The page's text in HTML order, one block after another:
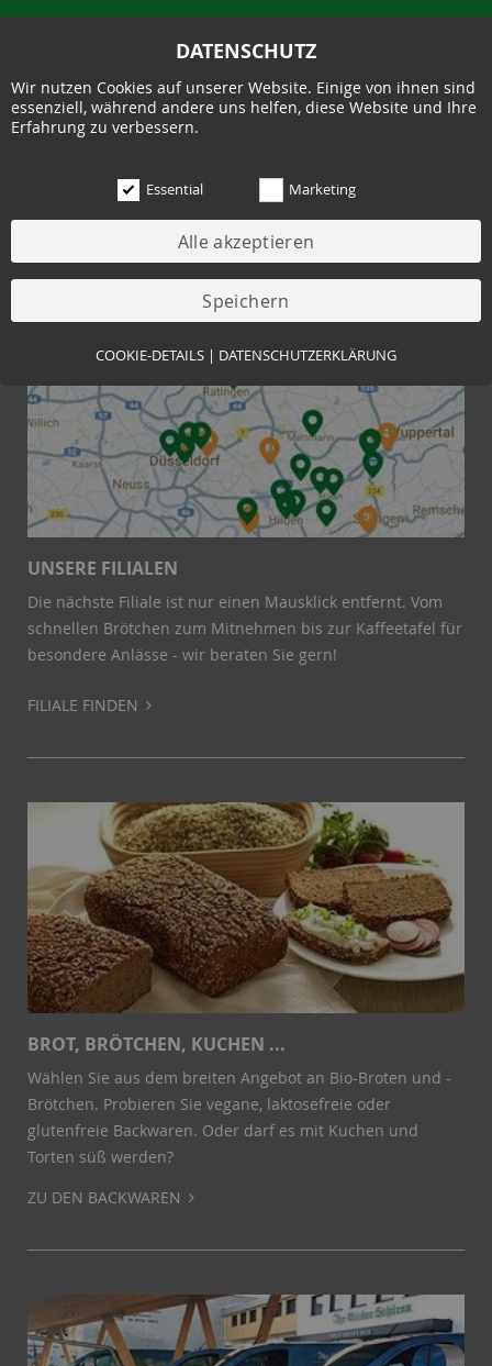
FRISCHES BROT IN IHRER
Hier finden Sie unsere Filialen, Ihr nächstes Lieblingsbrot
UNSERE FILIALEN
Die nächste Filiale ist nur einen Mausklick entfernt. Vom
schnellen Brötchen zum Mitnehmen bis zur Kaffeetafel für
besondere Anlässe - wir beraten Sie gern!
FILIALE FINDEN
BROT, BRÖTCHEN, KUCHEN ...
Wählen Sie aus dem breiten Angebot an Bio-Broten und -
Brötchen. Probieren Sie vegane, laktosefreie oder
glutenfreie Backwaren. Oder darf es mit Kuchen und
Torten süß werden?
ZU DEN BACKWAREN
DATENSCHUTZ
Wir nutzen Cookies auf unserer Website. Einige von ihnen sind
essenziell, während andere uns helfen, diese Website und Ihre
Erfahrung zu verbessern.
Essential Marketing
Essential (3)
Name:
Cookie Hinweis
Zweck:
Speichert die Cookie-Einstellungen des Besuchers
Cookies:
allowCookie
Laufzeit:
3 Monate
Name:
Session
Zweck:
Speichert die aktuelle Session des Besuchers
Name:
Resolution
Zweck:
Speichert die Auflösung des Browserfensters
Laufzeit:
Dauer der Browsersitzung
COOKIE-DETAILS | DATENSCHUTZERKLÄRUNG